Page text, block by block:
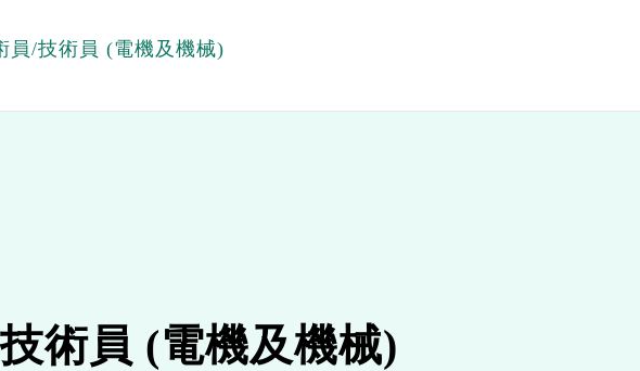
員/技術員 (電機及機械)
術員 (電機及機械)